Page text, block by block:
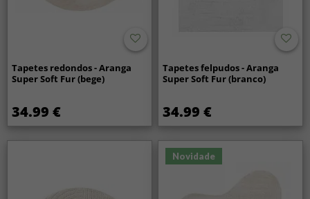
Tapetes redondos - Aranga
Super Soft Fur (bege)
34.99 €
Tapetes felpudos - Aranga
Super Soft Fur (branco)
34.99 €
Novidade